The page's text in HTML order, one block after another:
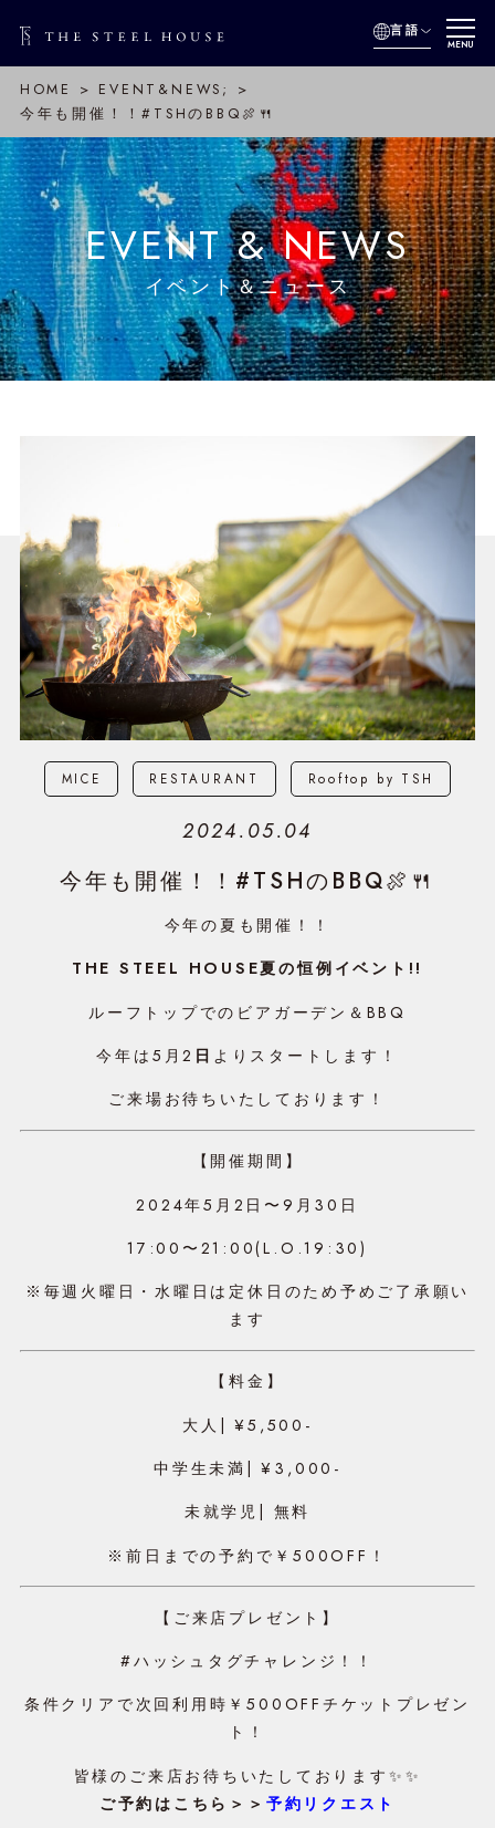
言語
MENU
HOME
EVENT&NEWS;
今年も開催！！#TSHのBBQ🍖🍴
EVENT & NEWS
イベント＆ニュース
MICE RESTAURANT Rooftop by TSH
2024.05.04
今年も開催！！#TSHのBBQ🍖🍴
今年の夏も開催！！
THE STEEL HOUSE夏の恒例イベント!!
ルーフトップでのビアガーデン＆BBQ
今年は5月2 日 よりスタートします！
ご来場お待ちいたしております！
【開催期間】
2024年5月2日〜9月30日
17:00〜21:00(L.O.19:30)
※毎週火曜日・水曜日は定休日のため予めご了承願い
ます
【料金】
大人| ¥5,500-
中学生未満| ¥3,000-
未就学児| 無料
※前日までの予約で￥500OFF！
【ご来店プレゼント】
#ハッシュタグチャレンジ！！
条件クリアで次回利用時￥500OFFチケットプレゼン
ト！
皆様のご来店お待ちいたしております✨✨
ご予約はこちら＞＞ 予約リクエスト